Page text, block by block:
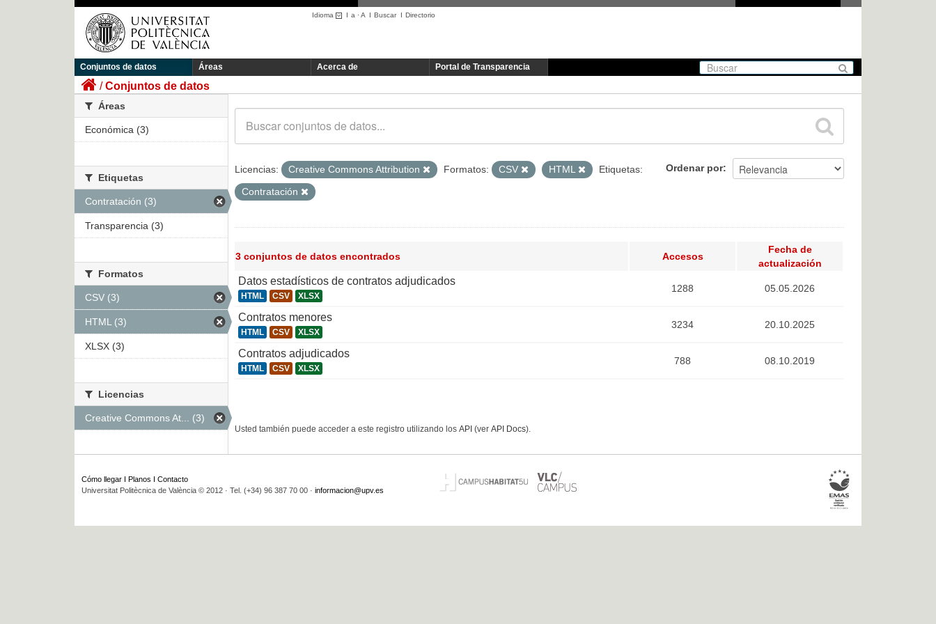
Idioma I a ·A I BuscarI Directorio
Conjuntos de datos Áreas Acerca de Portal de Transparencia
Conjuntos de datos
Ordenar por
Licencias: Creative Commons Attribution Formatos: CSV HTML
Etiquetas:
Contratación
3 conjuntos de datos encontrados Accesos
Fecha de
actualización
Datos estadísticos de contratos adjudicados
HTML CSV XLSX
1288 05.05.2026
Contratos menores
HTML CSV XLSX
3234 20.10.2025
Contratos adjudicados
HTML CSV XLSX
788 08.10.2019
Usted también puede acceder a este registro utilizando los API (ver API Docs).
Áreas
Económica (3)
Etiquetas
Contratación (3)
Transparencia (3)
Formatos
CSV (3)
HTML (3)
XLSX (3)
Licencias
Creative Commons At... (3)
Cómo llegar Planos
Contacto
Universitat Politècnica de València © 2012 · Tel. (+34) 96 387 70 00 · informacion@upv.es